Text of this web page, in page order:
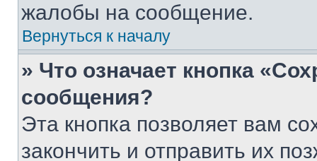
жалобы на сообщение.
Вернуться к началу
» Что означает кнопка
сообщения?
Эта кнопка позволяет вам
закончить и отправить их